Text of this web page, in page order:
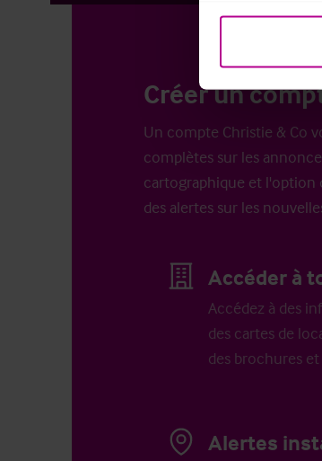
Créer un
Un compte Christie & Co
complètes sur les
cartographique et l'option
des alertes sur les
Accéder à
Accédez à des
des cartes de
des brochures
Alertes